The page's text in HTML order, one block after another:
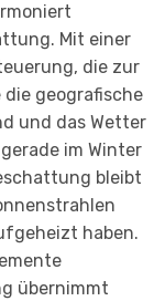
Mit einer
die zur
geografische
und das Wetter
im Winter
bleibt
haben.
übernimmt